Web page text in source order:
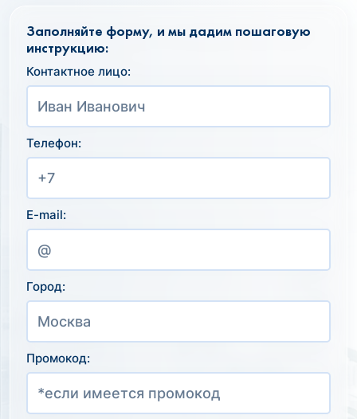
Заполняйте форму, и мы дадим пошаговую
инструкцию:
Контактное лицо:
Телефон:
E-mail:
Город:
Промокод: